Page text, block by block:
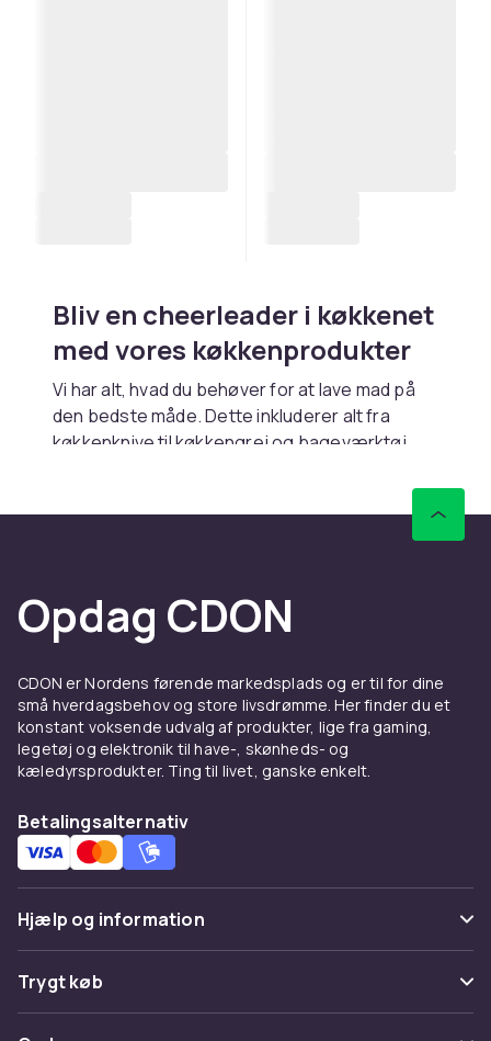
Bliv en cheerleader i køkkenet
med vores køkkenprodukter
Vi har alt, hvad du behøver for at lave mad på
den bedste måde. Dette inkluderer alt fra
køkkenknive til køkkengrej og bageværktøj.
eller lave et rigtigt gourmetmåltid, finder du alt,
hvad du leder efter, hos os. Vi gør alt for at
gøre det nemmere for dig i køkkenet. Noget så
madlavningen nemmere og sjovere.
Dæk et flot bord derhjemme
med smukt service
Hos CDON finder du ikke kun alt til køkkenet og
husholdningen, men også til borddækning.
Med en smuk borddækning bliver måltidet
både mønstret og ensfarvet service, så du kan
vælge det, der passer bedst til din stil. Vælg et
mønstre. Du finder også et stort udvalg af
glas, tallerkener, serveringsfade og
bordet.
Opdag CDON
CDON er Nordens førende markedsplads og er til for dine
små hverdagsbehov og store livsdrømme. Her finder du et
konstant voksende udvalg af produkter, lige fra gaming,
legetøj og elektronik til have-, skønheds- og
kæledyrsprodukter. Ting til livet, ganske enkelt.
Betalingsalternativ
Hjælp og information
Ofte stillede spørgsmål
Spor pakke
Trygt køb
Betaling